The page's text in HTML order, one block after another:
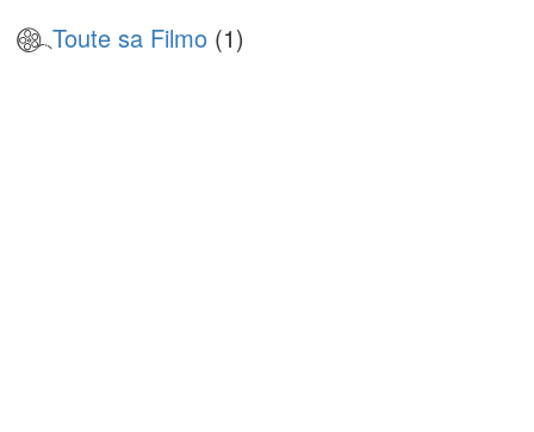
Toute sa Filmo (1)